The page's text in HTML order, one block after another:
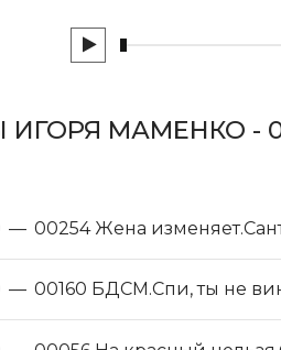
МАМЕНКО -
— 00254 Жена
— 00160 БДСМ.Спи, ты не